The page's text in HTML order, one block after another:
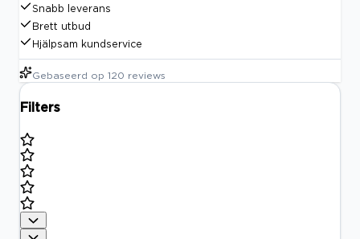
Snabb leverans
Brett utbud
Hjälpsam kundservice
Gebaseerd op 120 reviews
Filters